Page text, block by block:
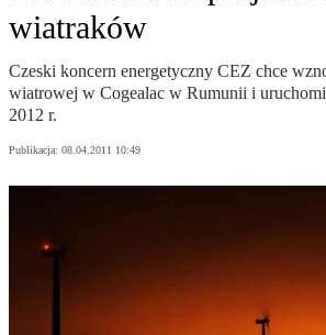
wiatraków
Czeski koncern energetyczny CEZ chce
wiatrowej w Cogealac w Rumunii i
2012 r.
Publikacja: 08.04.2011 10:49